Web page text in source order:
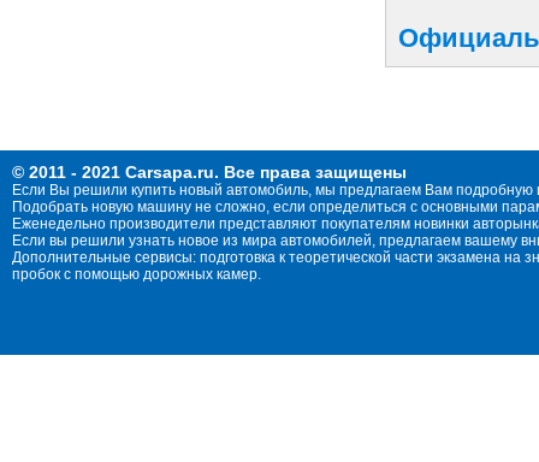
© 2011 - 2021 Carsapa.ru. Все права защищены
Если Вы решили купить новый автомобиль, мы предлагаем Вам
Подобрать новую машину не сложно, если определиться с основными
Еженедельно производители представляют покупателям новинки
Если вы решили узнать новое из мира автомобилей, предлагаем вашему
Дополнительные сервисы: подготовка к теоретической части экзамена
пробок с помощью дорожных камер.